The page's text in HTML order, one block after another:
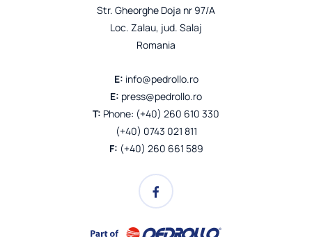
Str. Gheorghe Doja nr 97/A
Loc. Zalau, jud. Salaj
Romania
E: info@pedrollo.ro
E: press@pedrollo.ro
T: Phone: (+40) 260 610 330
(+40) 0743 021 811
F: (+40) 260 661 589